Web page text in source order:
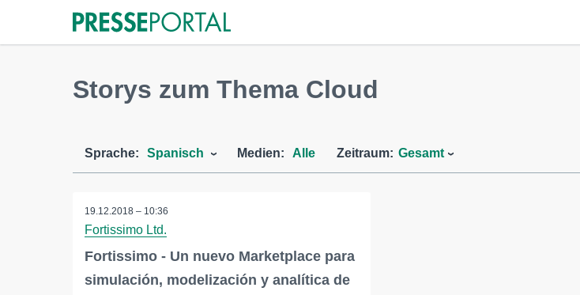
Storys zum Thema Cloud
Sprache: Spanisch Medien: Alle Zeitraum: Gesamt
19.12.2018 – 10:36
Fortissimo Ltd.
Fortissimo - Un nuevo Marketplace para
simulación, modelización y analítica de